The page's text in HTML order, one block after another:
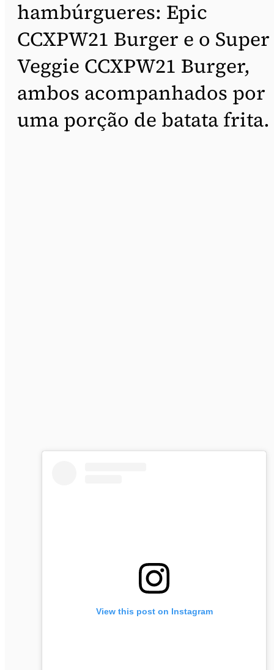
hambúrgueres: Epic
CCXPW21 Burger e o Super
Veggie CCXPW21 Burger,
ambos acompanhados por
uma porção de batata frita.
View this post on Instagram